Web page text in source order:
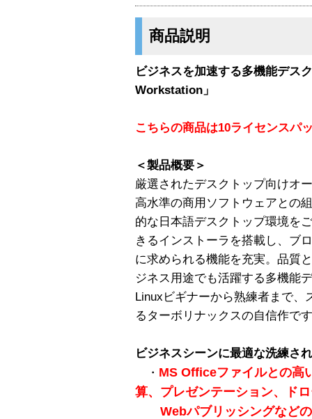
商品説明
ビジネスを加速する多機能デス
Workstation」
こちらの商品は10ライセンスパ
＜製品概要＞
厳選されたデスクトップ向けオ
高水準の商用ソフトウェアとの
的な日本語デスクトップ環境を
きるインストーラを搭載し、ブ
に求められる機能を充実。品質
ジネス用途でも活躍する多機能
Linuxビギナーから熟練者まで、
るターボリナックスの自信作で
ビジネスシーンに最適な洗練さ
・ MS Officeファイルとの高
算、プレゼンテーション、ド
Webパブリッシングなどの